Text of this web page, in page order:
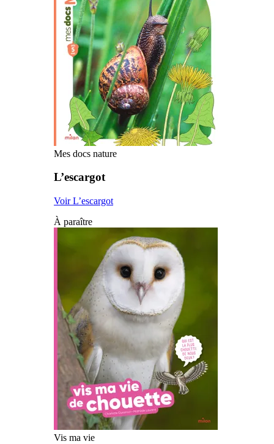
Mes docs nature
L’escargot
Voir L’escargot
À paraître
Vis ma vie